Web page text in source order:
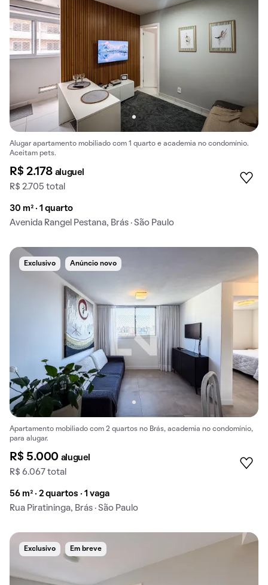
Alugar apartamento mobiliado com 1 quarto e academia no condomínio.
Aceitam pets.
R$ 2.178 aluguel
R$ 2.705 total
30 m² · 1 quarto
Avenida Rangel Pestana, Brás · São Paulo
Exclusivo Anúncio novo
Apartamento mobiliado com 2 quartos no Brás, academia no condomínio,
para alugar.
R$ 5.000 aluguel
R$ 6.067 total
56 m² · 2 quartos · 1 vaga
Rua Piratininga, Brás · São Paulo
Exclusivo Em breve